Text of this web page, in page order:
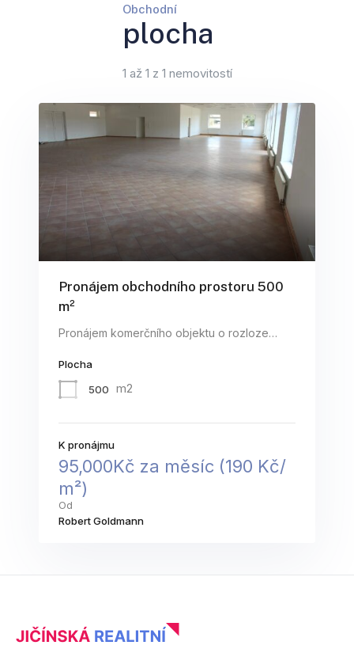
Obchodní
plocha
1 až 1 z 1 nemovitostí
Pronájem obchodního prostoru 500
m²
Pronájem komerčního objektu o rozloze…
Plocha
500
m2
K pronájmu
95,000Kč za měsíc (​1​9​0​ ​K​č​/​
m​²​)​
Od
Robert Goldmann